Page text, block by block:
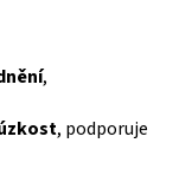
,
, podporuje